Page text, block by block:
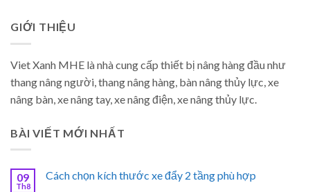
GIỚI THIỆU
Viet Xanh MHE là nhà cung cấp thiết bị nâng hàng đầu như
thang nâng người, thang nâng hàng, bàn nâng thủy lực, xe
nâng bàn, xe nâng tay, xe nâng điện, xe nâng thủy lực.
BÀI VIẾT MỚI NHẤT
09
Th8
Cách chọn kích thước xe đẩy 2 tầng phù hợp